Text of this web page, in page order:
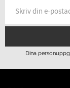
Dina